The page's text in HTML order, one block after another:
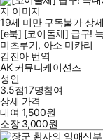
19세 미만 구독불가 상
[e북] [코이돌체] 급구!
미츠루기, 아소 미카리
김진아번역
AK 커뮤니케이션즈
성인
3.5점17명참여
상세 가격
대여 1,500원
소장 3,000원